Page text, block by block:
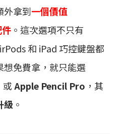
外拿到一個價值
。這次選項不只有
和 iPad 巧控鍵盤都
免費拿，就只能選
或Apple Pencil Pro ，其
級 。